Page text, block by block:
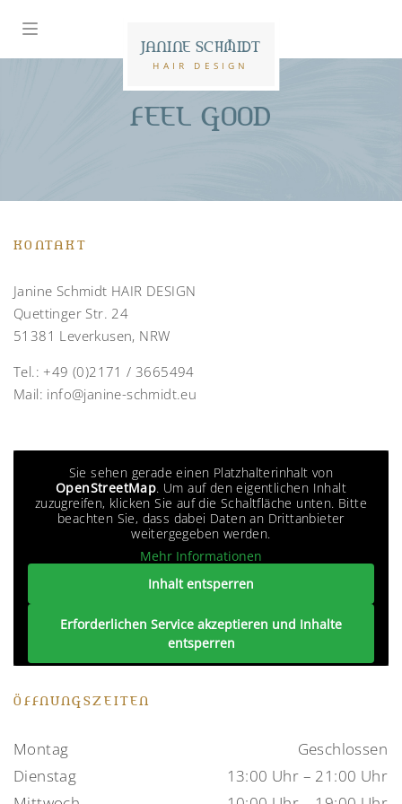
JANINE SCHMIDT
HAIR DESIGN
FEEL GOOD
KONTAKT
Janine Schmidt HAIR DESIGN
Quettinger Str. 24
51381 Leverkusen, NRW
Tel.:+49 (0)2171 / 3665494
Mail: info@janine-schmidt.eu
Sie sehen gerade einen Platzhalterinhalt von
OpenStreetMap. Um auf den eigentlichen Inhalt
zuzugreifen, klicken Sie auf die Schaltfläche unten. Bitte
beachten Sie, dass dabei Daten an Drittanbieter
weitergegeben werden.
Mehr Informationen
Inhalt entsperren
Erforderlichen Service akzeptieren und Inhalte
entsperren
ÖFFNUNGSZEITEN
Montag
Geschlossen
Dienstag
13:00 Uhr – 21:00 Uhr